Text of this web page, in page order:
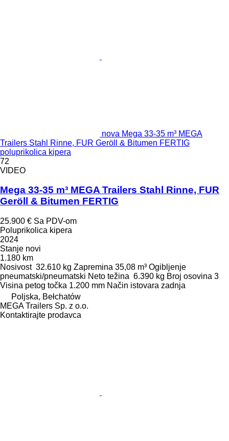
nova Mega 33-35 m³ MEGA
Trailers Stahl Rinne, FUR Geröll & Bitumen FERTIG
poluprikolica kipera
72
VIDEO
Mega 33-35 m³ MEGA Trailers Stahl Rinne, FUR
Geröll & Bitumen FERTIG
25.900 € Sa PDV-om
Poluprikolica kipera
2024
Stanje novi
1.180 km
Nosivost 32.610 kg Zapremina 35,08 m³ Ogibljenje
pneumatski/pneumatski Neto težina 6.390 kg Broj osovina 3
Visina petog točka 1.200 mm Način istovara zadnja
Poljska, Bełchatów
MEGA Trailers Sp. z o.o.
Kontaktirajte prodavca